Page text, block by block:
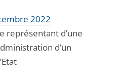
2022
représentant d’une
d’un